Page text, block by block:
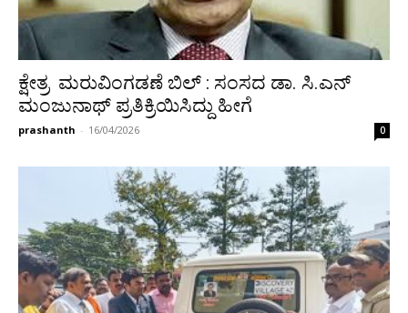
ಕ್ಷೇತ್ರ ಮರುವಿಂಗಡಣೆ ಬಿಲ್ : ಸಂಸದ ಡಾ. ಸಿ.ಎನ್
ಮಂಜುನಾಥ್ ಪ್ರತಿಕ್ರಿಯಿಸಿದ್ದು ಹೀಗೆ
prashanth - 16/04/2026 0